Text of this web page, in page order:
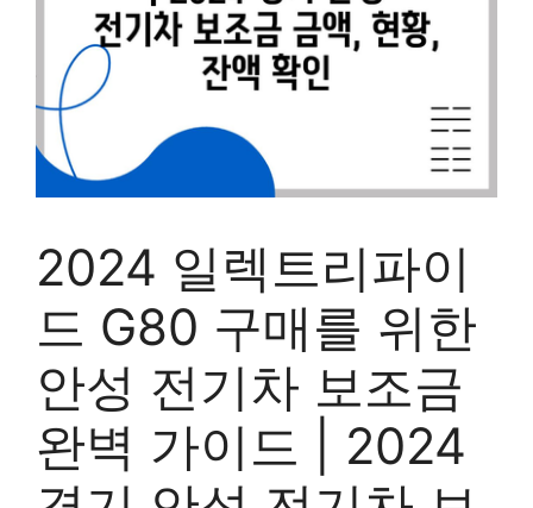
2024 일렉트리파이
드 G80 구매를 위한
안성 전기차 보조금
완벽 가이드 | 2024